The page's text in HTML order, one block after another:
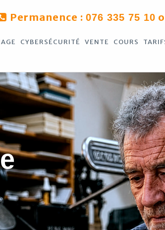
Permanence :076 335 75 10
CYBERSÉCURITÉ VENTE COURS